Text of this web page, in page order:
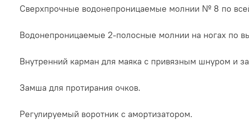
Сверхпрочные водонепроницаемые молнии № 8 по
Водонепроницаемые 2-полосные молнии на ногах по
Внутренний карман для маяка с привязным шнуром и
Замша для протирания очков.
Регулируемый воротник с амортизатором.